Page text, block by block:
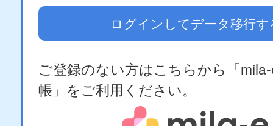
ログインしてデータ移行す
ご登録のない方はこちらから「
帳」をご利用ください。